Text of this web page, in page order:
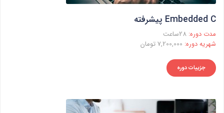
Embedded C پیشرفته
مدت دوره:
شهریه دوره:
جزییات دوره